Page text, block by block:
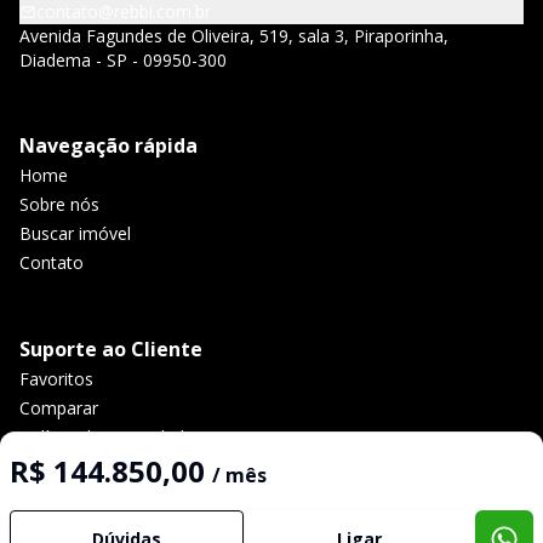
R$ 144.850,00 / mês
Avenida Fagundes de Oliveira, 519, sala 3, Piraporinha,
Diadema - SP - 09950-300
Navegação rápida
Home
Sobre nós
Buscar imóvel
Contato
Suporte ao Cliente
Favoritos
Comparar
Política de privacidade
Imobiliária Certificada: